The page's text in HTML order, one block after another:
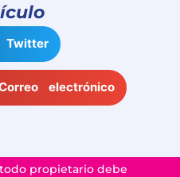
Twitter
electrónico
propietario debe